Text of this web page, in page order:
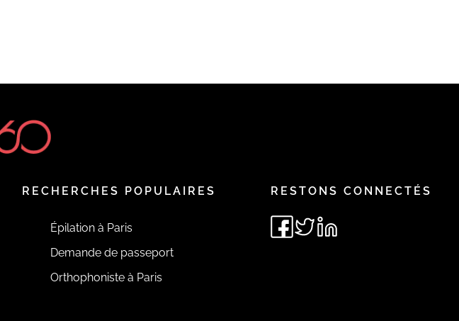
RECHERCHES POPULAIRES
Épilation à Paris
Demande de passeport
Orthophoniste à Paris
RESTONS CONNECTÉS